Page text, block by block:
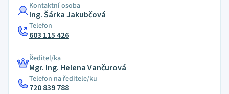
Kontaktní osoba
Ing. Šárka Jakubčová
Telefon
603 115 426
Ředitel/ka
Mgr. Ing. Helena Vančurová
Telefon na ředitele/ku
720 839 788